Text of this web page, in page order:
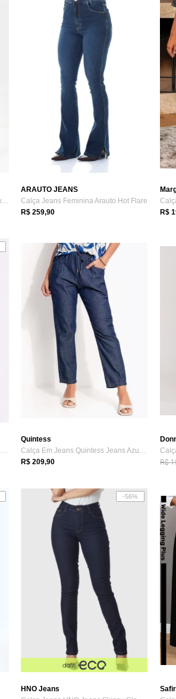
Calça Com Bolsos Funcionais E Faixa Azul Quintess
ARAUTO JEANS
Calça Jeans Feminina Arauto Hot Flare
R$ 259,90
R$
Calça Jeans Plus Size Feminina D Bell Ou...
Quintess
Calça Em Jeans Quintess Jeans Azul Escuro
R$ 209,90
R$
-56%
HNO Jeans